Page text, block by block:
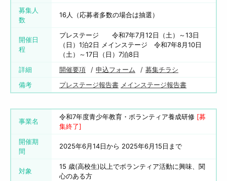
募集人
数
16人（応募者多数の場合は抽選）
開催日
程
プレステージ 令和7年7月12日（土）～13日
（日）1泊2日 メインステージ 令和7年8月10日
（土）～17日（日）7泊8日
詳細
開催要項 申込フォーム
募集チラシ
備考
プレステージ報告書 メインステージ報告書
事業名
令和7年度青少年教育・ボランティア養成研修 [募
集終了]
開催期
間
2025年6月14日から 2025年6月15日まで
対象
15 歳(高校生)以上でボランティア活動に興味、関
心のある方